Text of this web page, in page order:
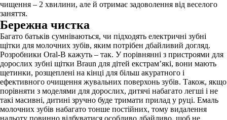
чищення – 2 хвилини, але й отримає задоволення від веселого
заняття.
Бережна чистка
Багато батьків сумніваються, чи підходять електричні зубні
щітки для молочних зубів, яким потрібен дбайливий догляд.
Розробники Oral-B кажуть – так. У порівнянні з пристроями для
дорослих зубні щітки Braun для дітей екстрам’які, вони мають
щетинки, розщеплені на кінці для більш акуратного і
ефективного очищення жувальних поверхонь зубів. Також, якщо
порівняти з моделями для дорослих, дитячі набагато легші і не
такі масивні, дитині зручно буде тримати прилад у руці. Емаль
молочних зубів набагато тонше постійних, тому видалення
нальоту повинно відбуватися особливо дбайливо, щоб не